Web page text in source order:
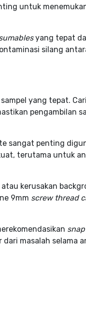
untuk
yang tepat
silang
yang tepat.
pengambilan
sangat penting
terutama untuk
kerusakan
9mm screw thread
masalah selama